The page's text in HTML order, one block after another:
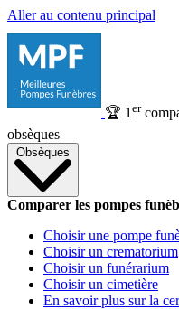
Aller au contenu principal
🏆 1 er
obsèques
Obsèques
Comparer les pompes
Choisir une pompe
Choisir un crematorium
Choisir un funérarium
Choisir un cimetière
En savoir plus sur la